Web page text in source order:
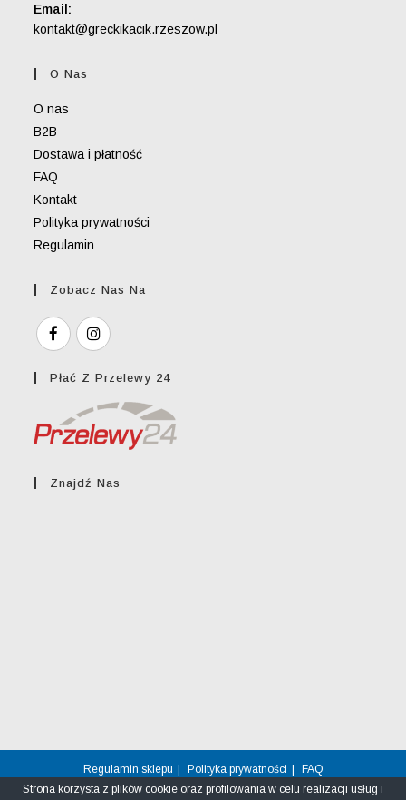
Email:
kontakt@greckikacik.rzeszow.pl
O Nas
O nas
B2B
Dostawa i płatność
FAQ
Kontakt
Polityka prywatności
Regulamin
Zobacz Nas Na
Płać Z Przelewy 24
Znajdź Nas
Regulamin sklepu Polityka prywatności FAQ
Strona korzysta z plików cookie oraz profilowania w celu realizacji usług i